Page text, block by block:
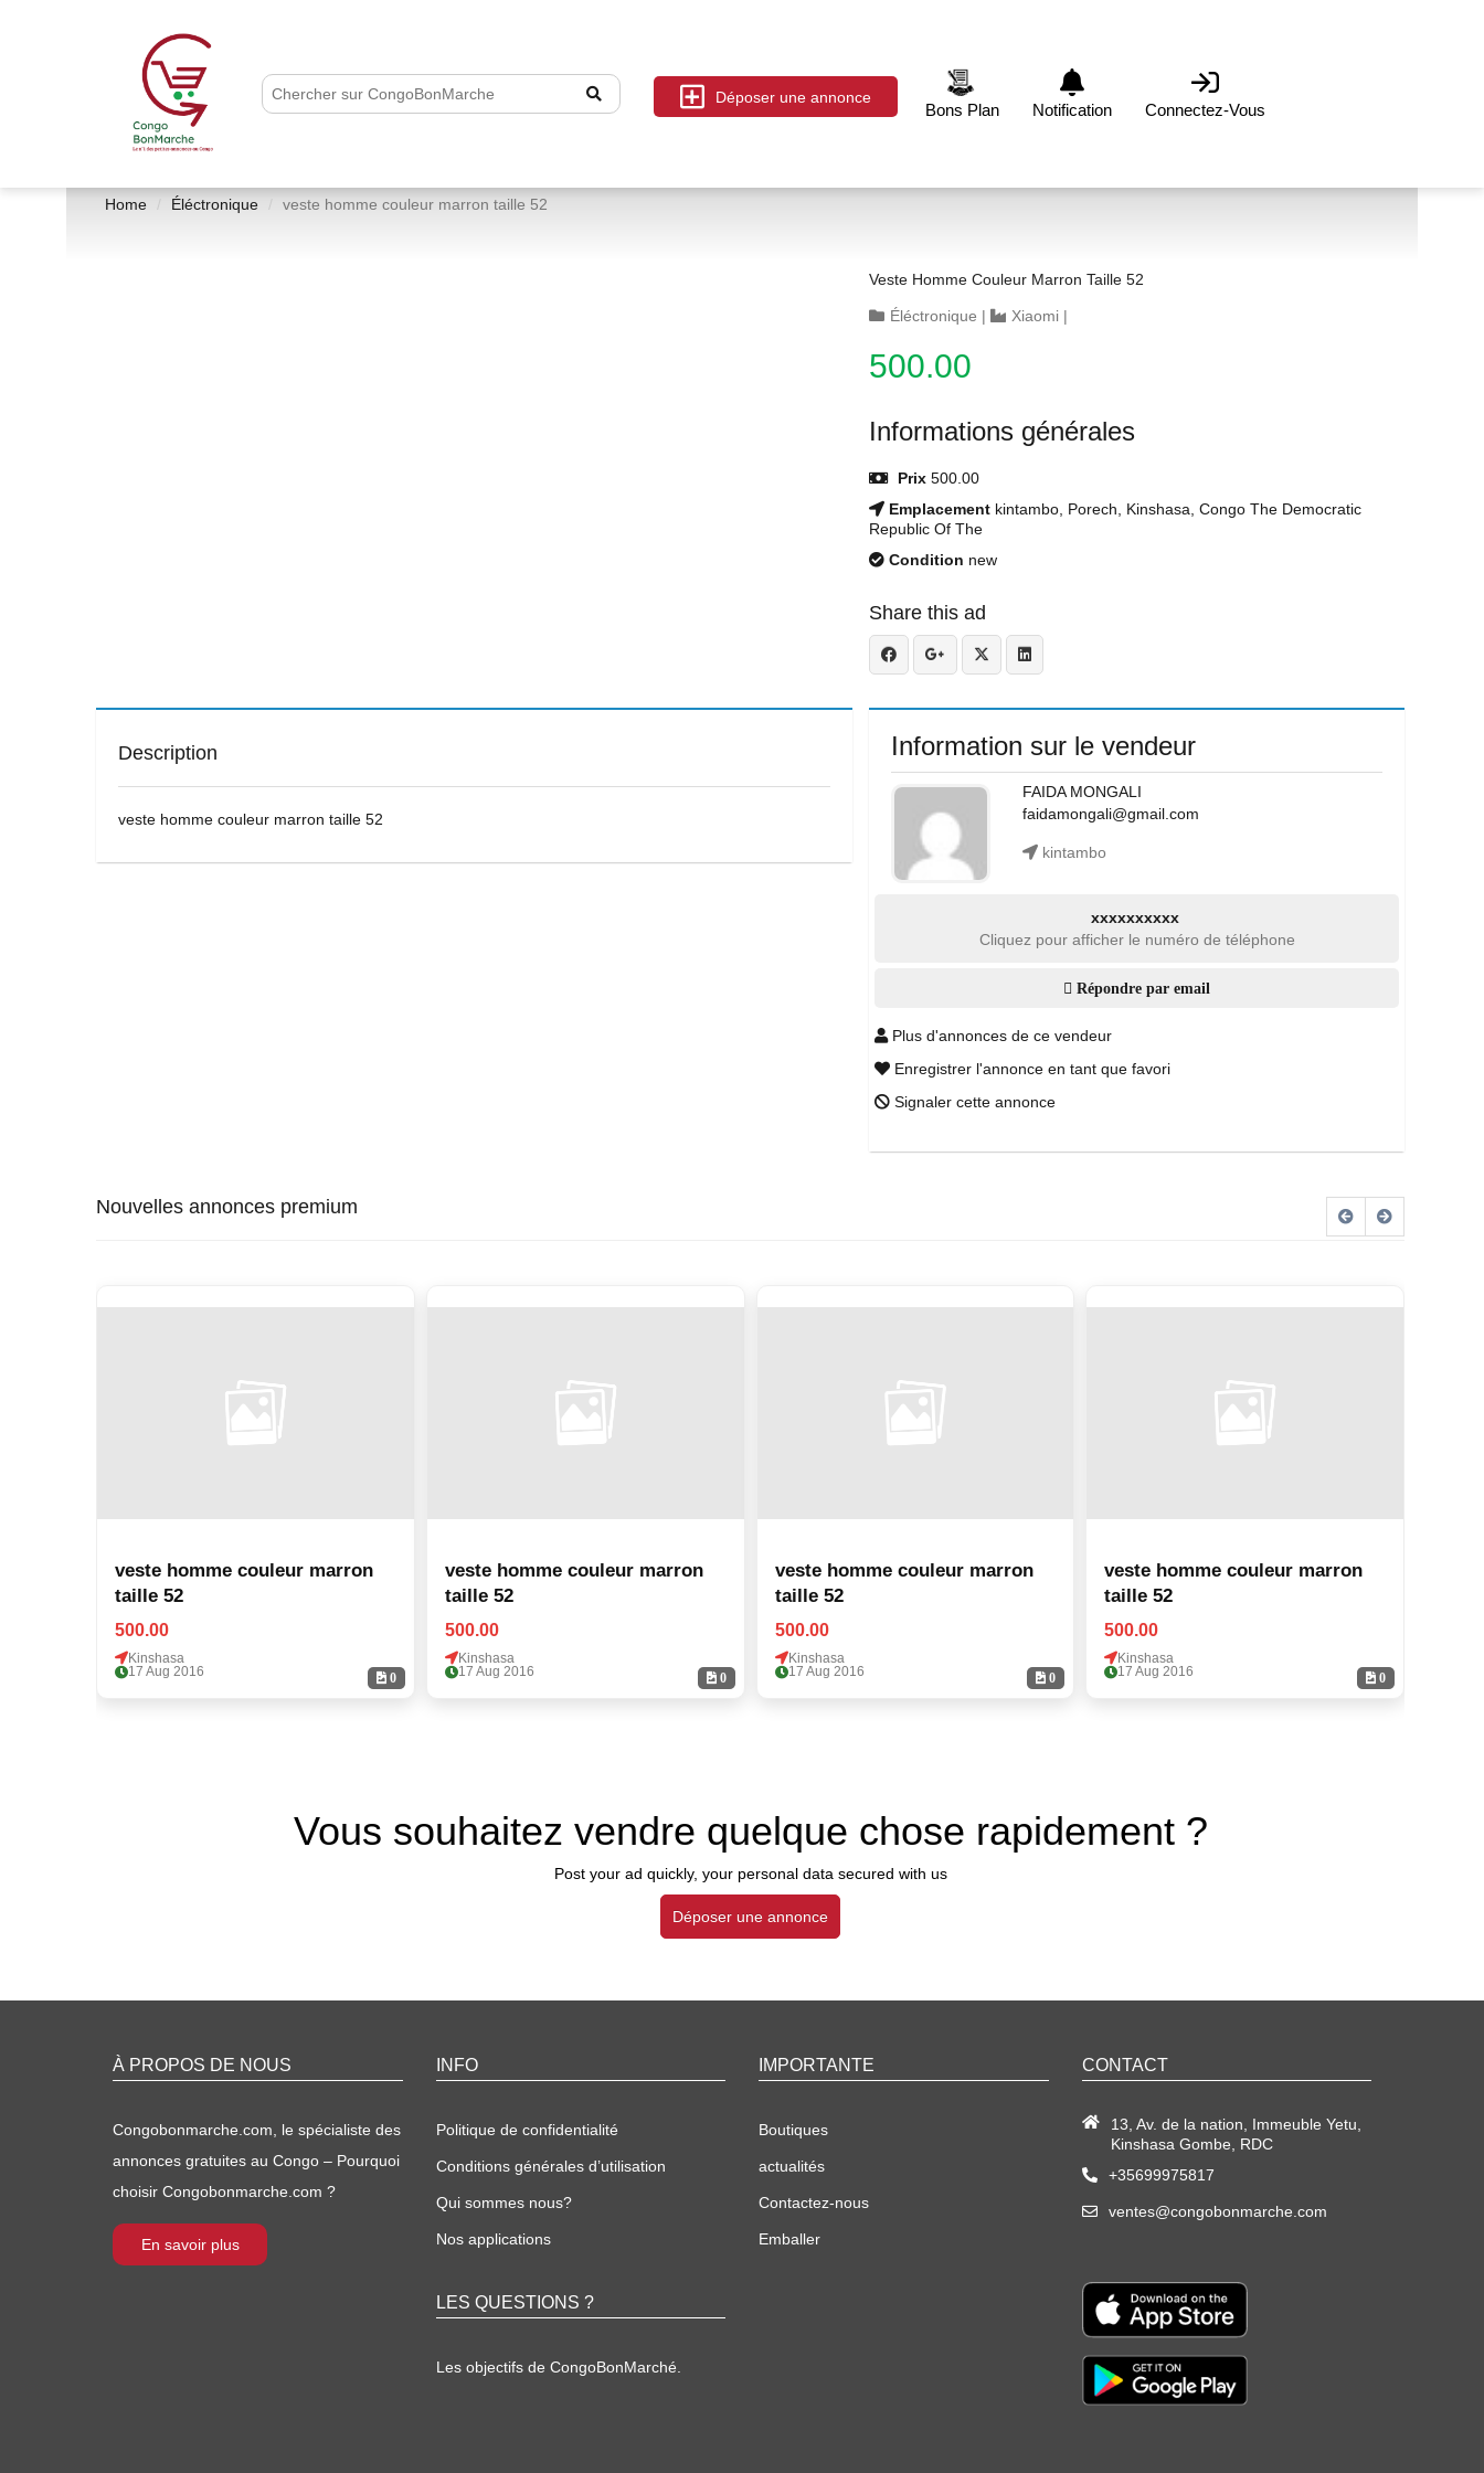
Déposer une annonce
Bons Plan Notification Connectez-Vous
Home Éléctronique veste homme couleur marron taille 52
Veste Homme Couleur Marron Taille 52
Éléctronique | Xiaomi |
500.00
Informations générales
Prix 500.00
Emplacement kintambo, Porech, Kinshasa, Congo The Democratic
Republic Of The
Condition new
Share this ad
Description
veste homme couleur marron taille 52
Information sur le vendeur
FAIDA MONGALI
faidamongali@gmail.com
kintambo
xxxxxxxxxx
Cliquez pour afficher le numéro de téléphone
Répondre par email
Plus d'annonces de ce vendeur
Enregistrer l'annonce en tant que favori
Signaler cette annonce
Nouvelles annonces premium
0
veste homme couleur marron
taille 52
500.00
Kinshasa
17 Aug 2016
0
veste homme couleur marron
taille 52
500.00
Kinshasa
17 Aug 2016
0
veste homme couleur marron
taille 52
500.00
Kinshasa
17 Aug 2016
0
veste homme couleur marron
taille 52
500.00
Kinshasa
17 Aug 2016
Vous souhaitez vendre quelque chose rapidement ?
Post your ad quickly, your personal data secured with us
Déposer une annonce
À PROPOS DE NOUS
Congobonmarche.com, le spécialiste des
annonces gratuites au Congo – Pourquoi
choisir Congobonmarche.com ?
En savoir plus
INFO
Politique de confidentialité
Conditions générales d’utilisation
Qui sommes nous?
Nos applications
LES QUESTIONS ?
Les objectifs de CongoBonMarché.
IMPORTANTE
Boutiques
actualités
Contactez-nous
Emballer
CONTACT
13, Av. de la nation, Immeuble Yetu,
Kinshasa Gombe, RDC
+35699975817
ventes@congobonmarche.com